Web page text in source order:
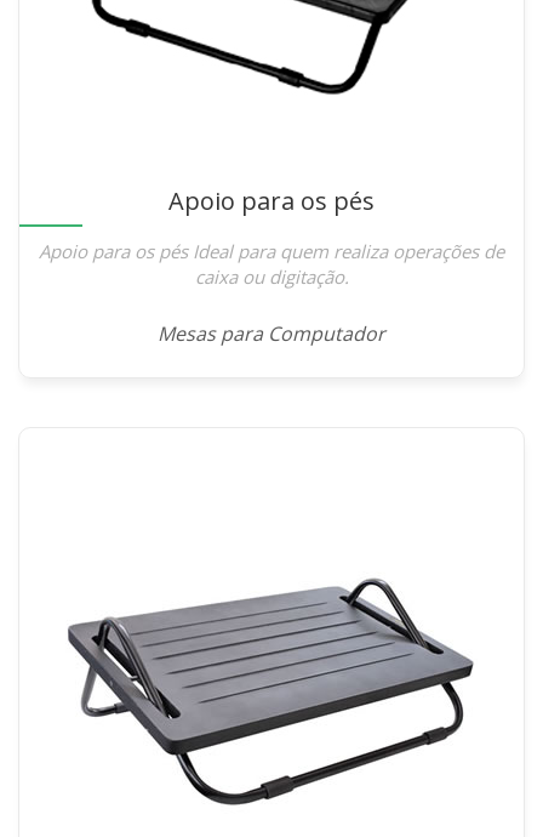
Apoio para os pés
Apoio para os pés Ideal para quem realiza operações de
caixa ou digitação.
Mesas para Computador